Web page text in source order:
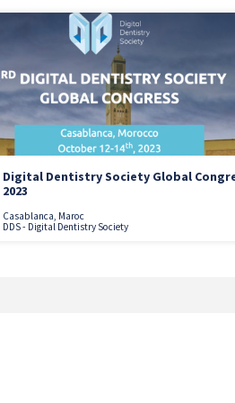
Digital Dentistry Society Global
2023
Casablanca, Maroc
DDS - Digital Dentistry Society